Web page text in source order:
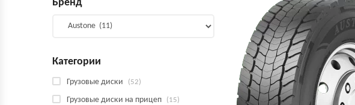
Бренд
Категории
Грузовые диски (52)
Грузовые диски на прицеп (15)